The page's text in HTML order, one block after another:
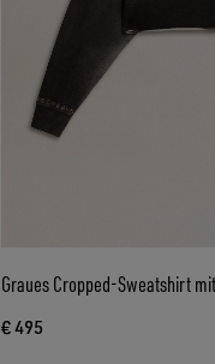
Graues Cropped-Sweatshirt
€ 495